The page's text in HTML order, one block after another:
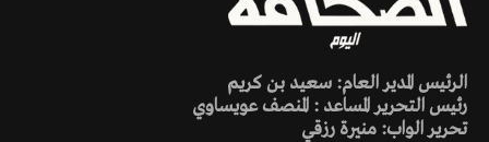
الرئيس المدير العام: سعيد بن كريم
رئيس التحرير المساعد : المنصف عويساوي
تحرير الواب: منيرة رزقي